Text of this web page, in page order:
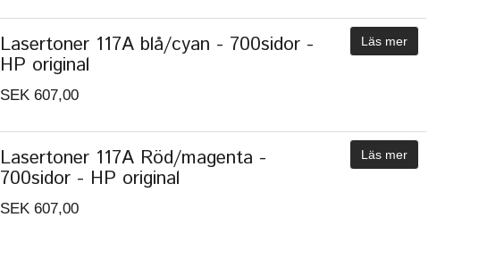
Lasertoner 117A blå/cyan - 700sidor -
HP original
SEK 607,00
Läs mer
Lasertoner 117A Röd/magenta -
700sidor - HP original
SEK 607,00
Läs mer